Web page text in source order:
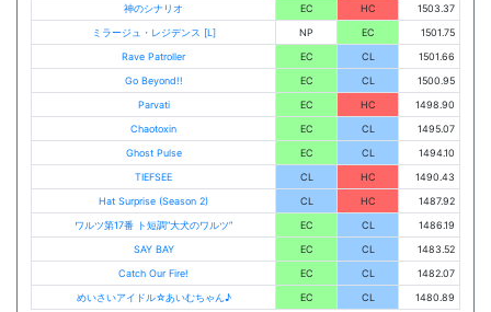
神のシナリオ
EC HC
1503.37
ミラージュ・レジデンス [L]
NP EC
1501.75
Rave Patroller
EC CL
1501.66
Go Beyond!!
EC CL
1500.95
Parvati
EC HC
1498.90
Chaotoxin
EC CL
1495.07
Ghost Pulse
EC CL
1494.10
TIEFSEE
CL HC
1490.43
Hat Surprise (Season 2)
CL HC
1487.92
ワルツ第17番 ト短調”大犬のワルツ”
EC CL
1486.19
SAY BAY
EC CL
1483.52
Catch Our Fire!
EC CL
1482.07
めいさいアイドル☆あいむちゃん♪
EC CL 1480.89